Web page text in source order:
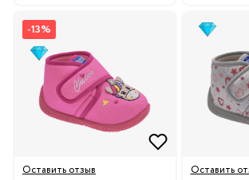
-13%
Оставить отзыв Оставить